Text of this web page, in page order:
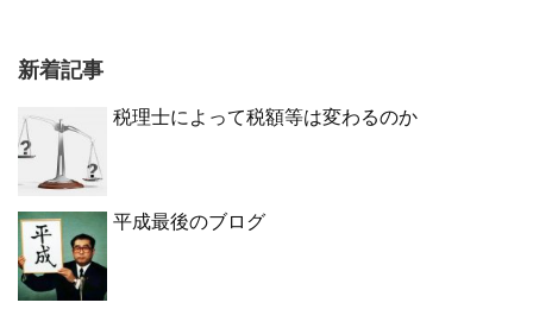
新着記事
税理士によって税額等は変わるのか
平成最後のブログ